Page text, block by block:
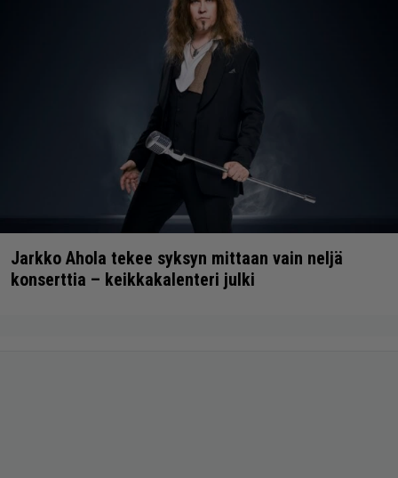
Jarkko Ahola tekee syksyn mittaan vain neljä
konserttia – keikkakalenteri julki